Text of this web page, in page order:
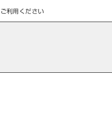
利用ください